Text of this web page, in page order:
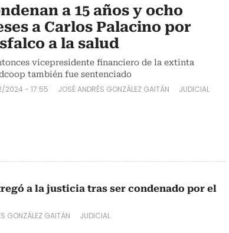
a 15 años y ocho
a Carlos Palacino por
a la salud
vicepresidente financiero de la extinta
también fue sentenciado
2024 - 17:55 JOSÉ ANDRÉS GONZÁLEZ GAITÁN JUDICIAL
a la justicia tras ser condenado por el
GONZÁLEZ GAITÁN JUDICIAL